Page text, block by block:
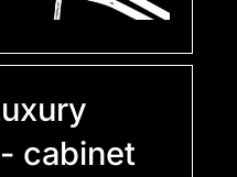
- cabinet